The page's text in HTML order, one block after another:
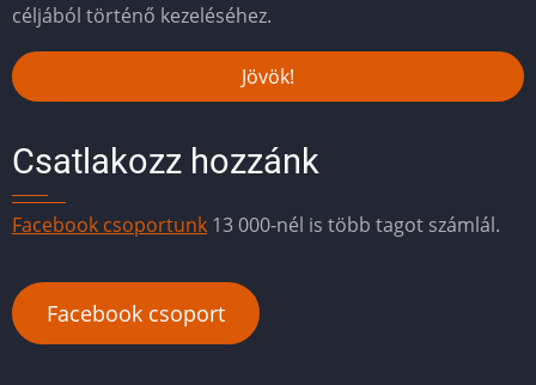
céljából történő kezeléséhez.
Csatlakozz hozzánk
Facebook csoportunk 13 000-nél is több tagot számlál.
Facebook csoport